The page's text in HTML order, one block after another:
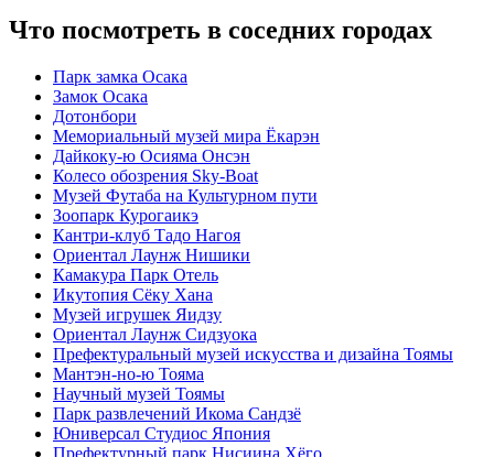
Что посмотреть в соседних городах
Парк замка Осака
Замок Осака
Дотонбори
Мемориальный музей мира Ёкарэн
Дайкоку-ю Осияма Онсэн
Колесо обозрения Sky-Boat
Музей Футаба на Культурном пути
Зоопарк Курогаикэ
Кантри-клуб Тадо Нагоя
Ориентал Лаунж Нишики
Камакура Парк Отель
Икутопия Сёку Хана
Музей игрушек Яидзу
Ориентал Лаунж Сидзуока
Префектуральный музей искусства и дизайна Тоямы
Мантэн-но-ю Тояма
Научный музей Тоямы
Парк развлечений Икома Сандзё
Юниверсал Студиос Япония
Префектурный парк Нисиина Хёго